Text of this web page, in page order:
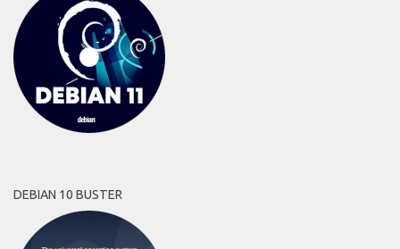
DEBIAN 10 BUSTER